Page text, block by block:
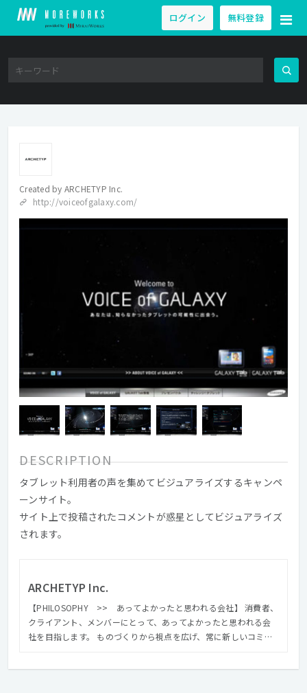
ログイン 無料登録
Created by ARCHETYP Inc.
http://voiceofgalaxy.com/
DESCRIPTION
タブレット利用者の声を集めてビジュアライズするキャンペ
ーンサイト。
サイト上で投稿されたコメントが惑星としてビジュアライズ
されます。
ARCHETYP Inc.
【PHILOSOPHY >> あってよかったと思われる会社】 消費者、
クライアント、メンバーにとって、あってよかったと思われる会
社を目指します。 ものづくりから視点を広げ、常に新しいコミュ